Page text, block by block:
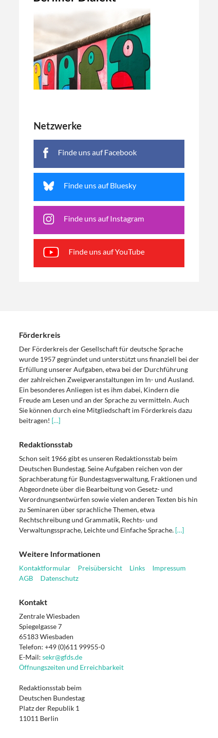
Netzwerke
Finde uns auf Facebook
Finde uns auf Bluesky
Finde uns auf Instagram
Finde uns auf YouTube
Förderkreis
Der Förderkreis der Gesellschaft für deutsche Sprache
wurde 1957 gegründet und unterstützt uns finanziell bei der
Erfüllung unserer Aufgaben, etwa bei der Durchführung
der zahlreichen Zweigveranstaltungen im In- und Ausland.
Ein besonderes Anliegen ist es ihm dabei, Kindern die
Freude am Lesen und an der Sprache zu vermitteln. Auch
Sie können durch eine Mitgliedschaft im Förderkreis dazu
beitragen! […]
Redaktionsstab
Schon seit 1966 gibt es unseren Redaktionsstab beim
Deutschen Bundestag. Seine Aufgaben reichen von der
Sprachberatung für Bundestagsverwaltung, Fraktionen und
Abgeordnete über die Bearbeitung von Gesetz- und
Verordnungsentwürfen sowie vielen anderen Texten bis hin
zu Seminaren über sprachliche Themen, etwa
Rechtschreibung und Grammatik, Rechts- und
Verwaltungssprache, Leichte und Einfache Sprache. […]
Weitere Informationen
Kontaktformular Preisübersicht Links
Impressum
AGB
Datenschutz
Kontakt
Zentrale Wiesbaden
Spiegelgasse 7
65183 Wiesbaden
Telefon: +49 (0)611 99955-0
E-Mail: sekr@gfds.de
Öffnungszeiten und Erreichbarkeit
Redaktionsstab beim
Deutschen Bundestag
Platz der Republik 1
11011 Berlin